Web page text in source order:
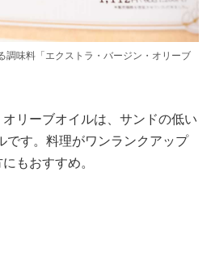
調味料「エクストラ・バージン・オリーブ
リーブオイルは、サンドの低い
です。料理がワンランクアップ
もおすすめ。